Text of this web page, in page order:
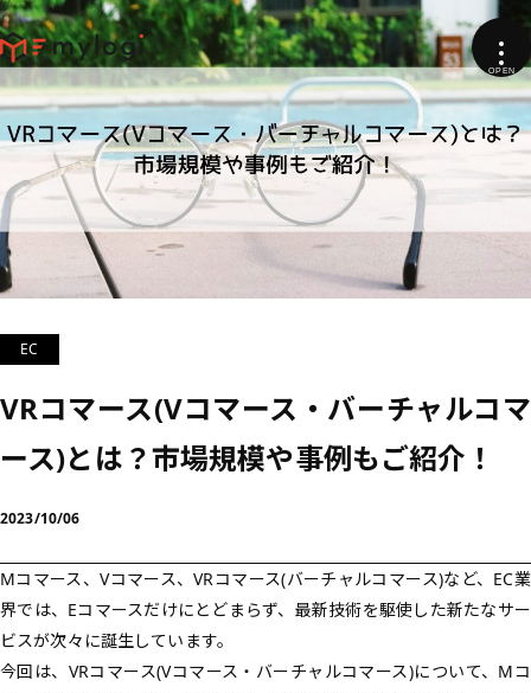
EC
VRコマース(Vコマース・バーチャルコマ
ース)とは？市場規模や事例もご紹介！
2023/10/06
Mコマース、Vコマース、VRコマース(バーチャルコマース)など、EC業
界では、Eコマースだけにとどまらず、最新技術を駆使した新たなサー
ビスが次々に誕生しています。
今回は、VRコマース(Vコマース・バーチャルコマース)について、Mコ